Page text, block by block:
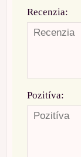
Recenzia:
Pozitíva: